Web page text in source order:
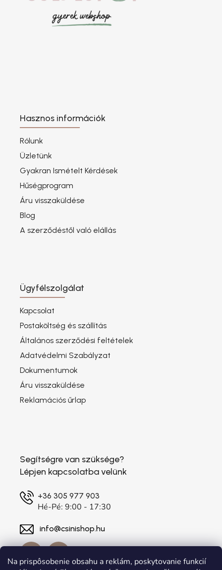
Na prispôsobenie obsahu a reklám, poskytovanie funkcií
Hasznos információk
Rólunk
Üzletünk
Gyakran Ismételt Kérdések
Hűségprogram
Áru visszaküldése
Blog
A szerződéstől való elállás
Ügyfélszolgálat
Kapcsolat
Postaköltség és szállítás
Általános szerződési feltételek
Adatvédelmi Szabályzat
Dokumentumok
Áru visszaküldése
Reklamációs űrlap
Segítségre van szüksége?
Lépjen kapcsolatba velünk
+36 305 977 903
Hé-Pé: 9:00 - 17:30
info@csinishop.hu